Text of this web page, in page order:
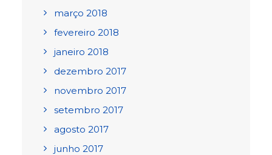
março 2018
fevereiro 2018
janeiro 2018
dezembro 2017
novembro 2017
setembro 2017
agosto 2017
junho 2017